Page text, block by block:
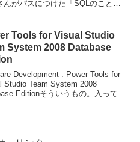
んがパスにつけた「SQLのことは
Tools for Visual Studio
System 2008 Database
Development : Power Tools for
Studio Team System 2008
Editionそういうもの。入ってい